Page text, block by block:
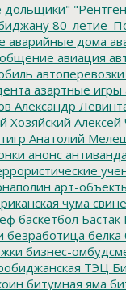
дольщики"
аварийные дома
авиация
автоперевозки
азартные игры
Александр
Хозяйский
Анатолий
анонс
арт-
чума
баскетбол Бастак
безработица белка
бизнес-
ТЭЦ
битумная яма